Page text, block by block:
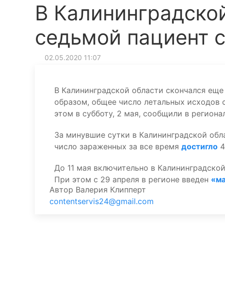
В
седьмой пациент
02.05.2020 11:07
В Калининградской области скончался
образом, общее число летальных
этом в субботу, 2 мая, сообщили в
За минувшие сутки в Калининградской
число зараженных за все время достигло
До 11 мая включительно в
При этом с 29 апреля в регионе введен
Автор Валерия Клипперт
contentservis24@gmail.com